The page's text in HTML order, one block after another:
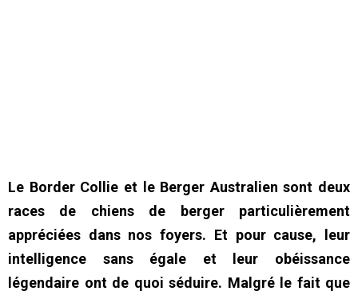
Le Border Collie et le Berger Australien sont deux
races de chiens de berger particulièrement
appréciées dans nos foyers. Et pour cause, leur
intelligence sans égale et leur obéissance
légendaire ont de quoi séduire. Malgré le fait que